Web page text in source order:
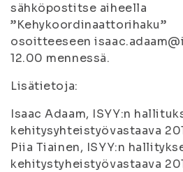
sähköpostitse aiheella
”Kehykoordinaattorihaku”
osoitteeseen
12.00 mennessä.
Lisätietoja:
Isaac Adaam, ISYY:n
kehitysyhteistyövastaava
Piia Tiainen, ISYY:n
kehitystyheistyövastaava